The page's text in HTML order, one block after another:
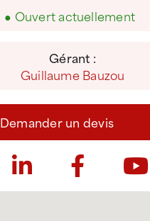
● Ouvert actuellement
Gérant :
Guillaume Bauzou
Demander un devis